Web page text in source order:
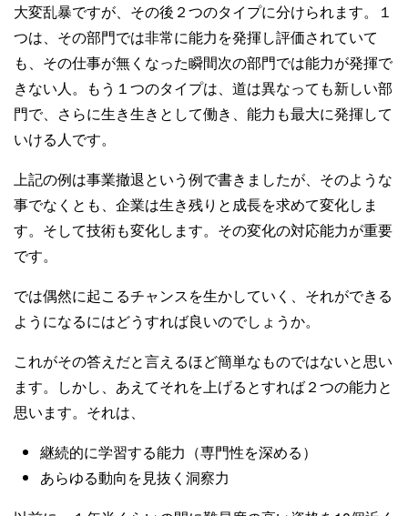
大変乱暴ですが、その後２つのタイプに分けられます。１
つは、その部門では非常に能力を発揮し評価されていて
も、その仕事が無くなった瞬間次の部門では能力が発揮で
きない人。もう１つのタイプは、道は異なっても新しい部
門で、さらに生き生きとして働き、能力も最大に発揮して
いける人です。
上記の例は事業撤退という例で書きましたが、そのような
事でなくとも、企業は生き残りと成長を求めて変化しま
す。そして技術も変化します。その変化の対応能力が重要
です。
では偶然に起こるチャンスを生かしていく、それができる
ようになるにはどうすれば良いのでしょうか。
これがその答えだと言えるほど簡単なものではないと思い
ます。しかし、あえてそれを上げるとすれば２つの能力と
思います。それは、
継続的に学習する能力（専門性を深める）
あらゆる動向を見抜く洞察力